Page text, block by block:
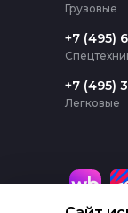
Грузовые
+7 (495)
+7 (495)
Легковые